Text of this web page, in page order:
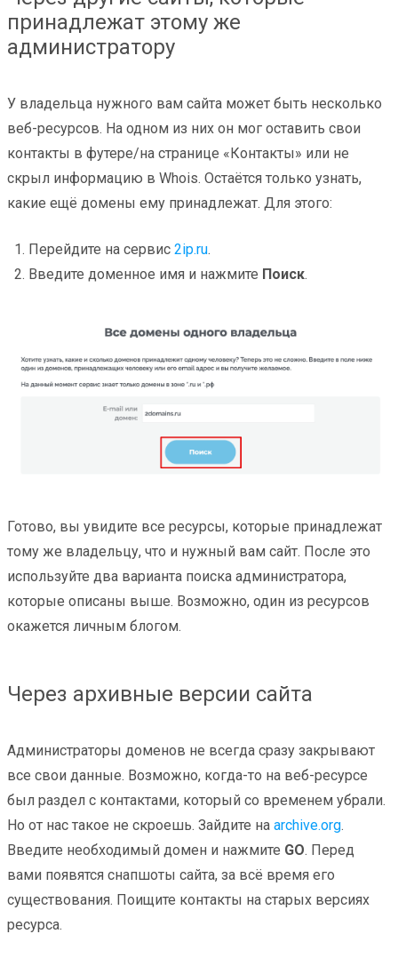
принадлежат этому же
администратору
У владельца нужного вам сайта может быть несколько
веб-ресурсов. На одном из них он мог оставить свои
контакты в футере/на странице «Контакты» или не
скрыл информацию в Whois. Остаётся только узнать,
какие ещё домены ему принадлежат. Для этого:
Перейдите на сервис 2ip.ru.
Введите доменное имя и нажмите Поиск.
Готово, вы увидите все ресурсы, которые принадлежат
тому же владельцу, что и нужный вам сайт. После это
используйте два варианта поиска администратора,
которые описаны выше. Возможно, один из ресурсов
окажется личным блогом.
Через архивные версии сайта
Администраторы доменов не всегда сразу закрывают
все свои данные. Возможно, когда-то на веб-ресурсе
был раздел с контактами, который со временем убрали.
Но от нас такое не скроешь. Зайдите на archive.org.
Введите необходимый домен и нажмите GO. Перед
вами появятся снапшоты сайта, за всё время его
существования. Поищите контакты на старых версиях
ресурса.